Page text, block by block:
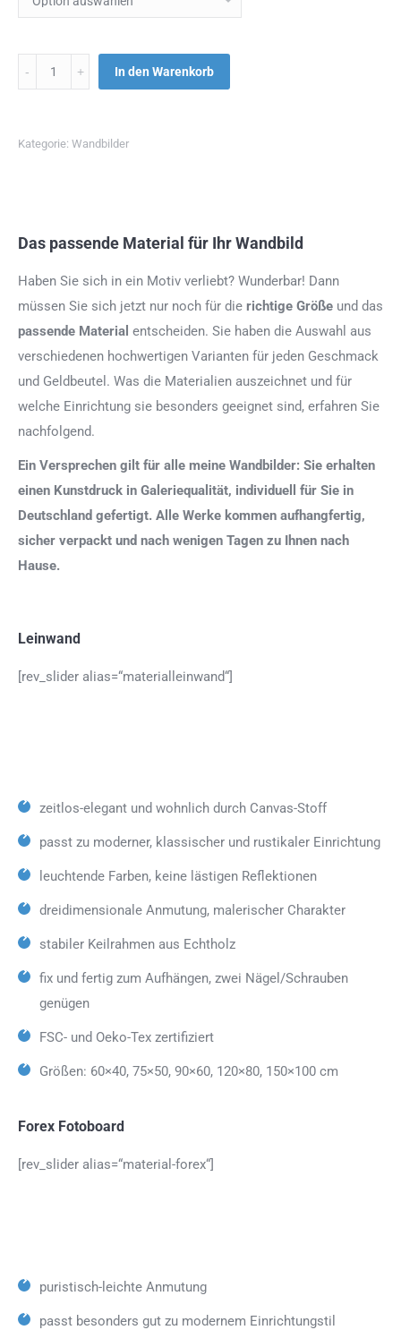
Menge In den Warenkorb
Kategorie: Wandbilder
Das passende Material für Ihr Wandbild
Haben Sie sich in ein Motiv verliebt? Wunderbar! Dann
müssen Sie sich jetzt nur noch für die richtige Größe und das
passende Material entscheiden. Sie haben die Auswahl aus
verschiedenen hochwertigen Varianten für jeden Geschmack
und Geldbeutel. Was die Materialien auszeichnet und für
welche Einrichtung sie besonders geeignet sind, erfahren Sie
nachfolgend.
Ein Versprechen gilt für alle meine Wandbilder: Sie erhalten
einen Kunstdruck in Galeriequalität, individuell für Sie in
Deutschland gefertigt. Alle Werke kommen aufhangfertig,
sicher verpackt und nach wenigen Tagen zu Ihnen nach
Hause.
Leinwand
[rev_slider alias=“materialleinwand“]
zeitlos-elegant und wohnlich durch Canvas-Stoff
passt zu moderner, klassischer und rustikaler Einrichtung
leuchtende Farben, keine lästigen Reflektionen
dreidimensionale Anmutung, malerischer Charakter
stabiler Keilrahmen aus Echtholz
fix und fertig zum Aufhängen, zwei Nägel/Schrauben
genügen
FSC- und Oeko-Tex zertifiziert
Größen: 60×40, 75×50, 90×60, 120×80, 150×100 cm
Forex Fotoboard
[rev_slider alias=“material-forex“]
puristisch-leichte Anmutung
passt besonders gut zu modernem Einrichtungstil